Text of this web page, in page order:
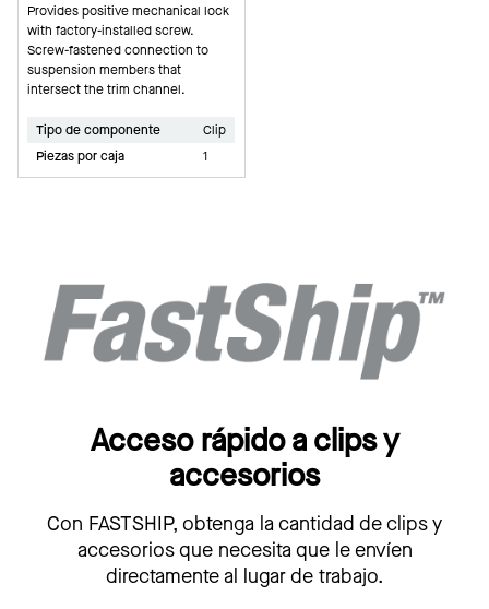
Provides positive mechanical lock
with factory-installed screw.
Screw-fastened connection to
suspension members that
intersect the trim channel.
Tipo de componente
Clip
Piezas por caja
1
Acceso rápido a clips y
accesorios
Con FASTSHIP, obtenga la cantidad de clips y
accesorios que necesita que le envíen
directamente al lugar de trabajo.